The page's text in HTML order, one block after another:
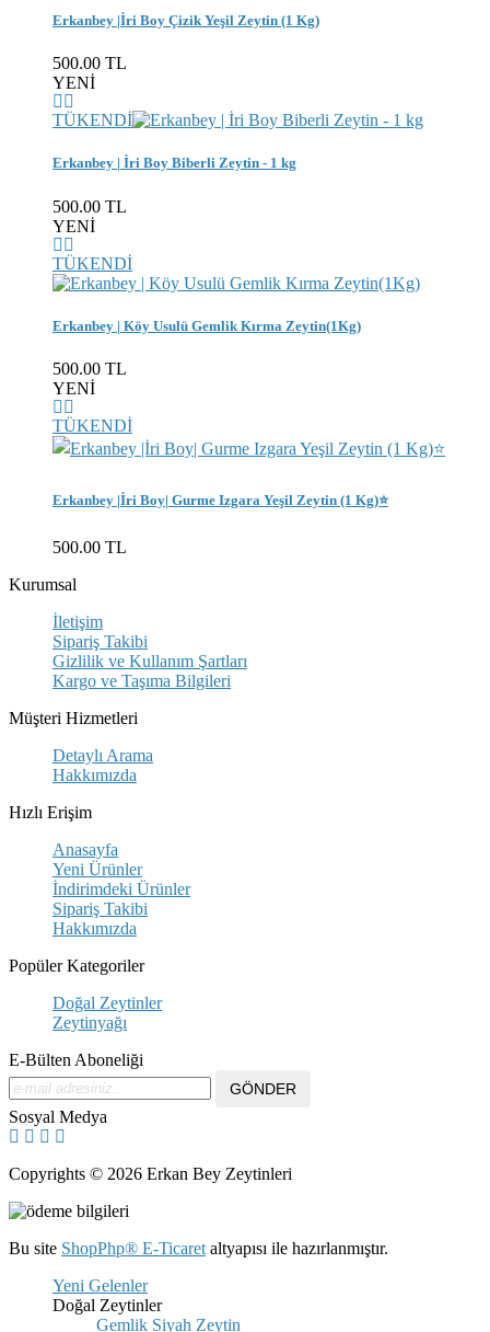
Erkanbey |İri Boy Çizik Yeşil Zeytin (1 Kg)
500.00 TL
YENİ
TÜKENDİ
Erkanbey | İri Boy Biberli Zeytin - 1 kg
500.00 TL
YENİ
TÜKENDİ
Erkanbey | Köy Usulü Gemlik Kırma Zeytin(1Kg)
500.00 TL
YENİ
TÜKENDİ
Erkanbey |İri Boy| Gurme Izgara Yeşil Zeytin (1 Kg)⭐
500.00 TL
Kurumsal
İletişim
Sipariş Takibi
Gizlilik ve Kullanım Şartları
Kargo ve Taşıma Bilgileri
Müşteri Hizmetleri
Detaylı Arama
Hakkımızda
Hızlı Erişim
Anasayfa
Yeni Ürünler
İndirimdeki Ürünler
Sipariş Takibi
Hakkımızda
Popüler Kategoriler
Doğal Zeytinler
Zeytinyağı
E-Bülten Aboneliği
Sosyal Medya
Copyrights © 2026 Erkan Bey Zeytinleri
Bu site ShopPhp® E-Ticaret altyapısı ile hazırlanmıştır.
Yeni Gelenler
Doğal Zeytinler
Gemlik Siyah Zeytin